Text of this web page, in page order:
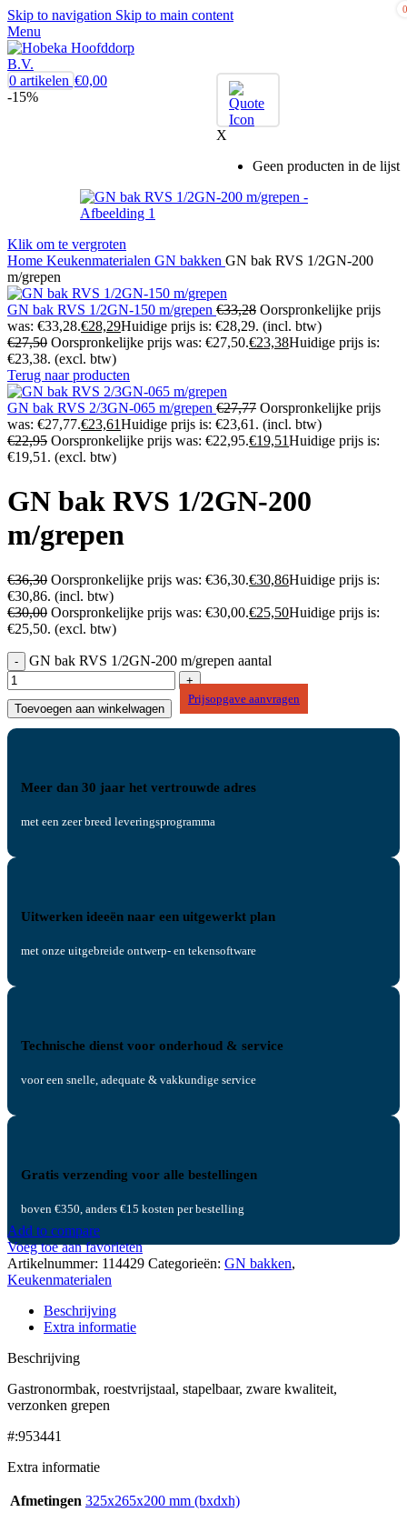
Skip to navigation Skip to main content
Menu
0
X
Geen producten in de lijst
0 artikelen €0,00
-15%
Klik om te vergroten
Home Keukenmaterialen GN bakken GN bak RVS 1/2GN-200
m/grepen
GN bak RVS 1/2GN-150 m/grepen €33,28 Oorspronkelijke prijs
was: €33,28.€28,29Huidige prijs is: €28,29. (incl. btw)
€27,50 Oorspronkelijke prijs was: €27,50.€23,38Huidige prijs is:
€23,38. (excl. btw)
Terug naar producten
GN bak RVS 2/3GN-065 m/grepen €27,77 Oorspronkelijke prijs
was: €27,77.€23,61Huidige prijs is: €23,61. (incl. btw)
€22,95 Oorspronkelijke prijs was: €22,95.€19,51Huidige prijs is:
€19,51. (excl. btw)
GN bak RVS 1/2GN-200
m/grepen
€36,30 Oorspronkelijke prijs was: €36,30.€30,86Huidige prijs is:
€30,86. (incl. btw)
€30,00 Oorspronkelijke prijs was: €30,00.€25,50Huidige prijs is:
€25,50. (excl. btw)
GN bak RVS 1/2GN-200 m/grepen aantal
Toevoegen aan winkelwagen
Prijsopgave aanvragen
Meer dan 30 jaar het vertrouwde adres
met een zeer breed leveringsprogramma
Uitwerken ideeën naar een uitgewerkt plan
met onze uitgebreide ontwerp- en tekensoftware
Technische dienst voor onderhoud & service
voor een snelle, adequate & vakkundige service
Gratis verzending voor alle bestellingen
boven €350, anders €15 kosten per bestelling
Add to compare
Voeg toe aan favorieten
Artikelnummer: 114429 Categorieën: GN bakken,
Keukenmaterialen
Beschrijving
Extra informatie
Beschrijving
Gastronormbak, roestvrijstaal, stapelbaar, zware kwaliteit,
verzonken grepen
#:953441
Extra informatie
Afmetingen 325x265x200 mm (bxdxh)